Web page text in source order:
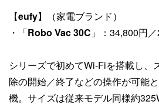
【eufy】（家電ブランド）
・「Robo Vac 30C 」：34,800円
シリーズで初めてWi-Fiを搭載し、
除の開始／終了などの操作が可能
機。サイズは従来モデル同様約